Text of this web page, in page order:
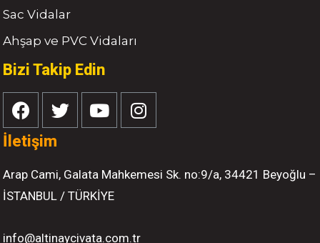
Sac Vidalar
Ahşap ve PVC Vidaları
Bizi Takip Edin
İletişim
Arap Cami, Galata Mahkemesi Sk. no:9/a, 34421 Beyoğlu –
İSTANBUL / TÜRKİYE
info@altinaycivata.com.tr